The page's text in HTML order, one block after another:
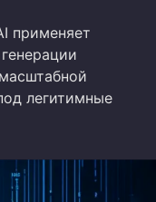
применяет
легитимные